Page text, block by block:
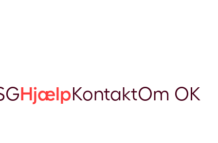
HjælpKontaktOm OK